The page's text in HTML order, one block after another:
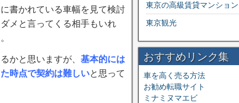
書かれている車幅を見て検討
メと言ってくる相手もいれ
かと思いますが、 基本的には
時点で契約は難しいと思って
東京の高級賃貸マンション
東京観光
おすすめリンク集
車を高く売る方法
お勧め転職サイト
ミナミヌマエビ